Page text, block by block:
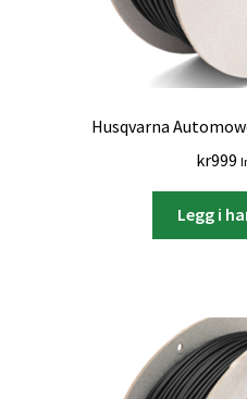
Husqvarna
kr999
Legg i